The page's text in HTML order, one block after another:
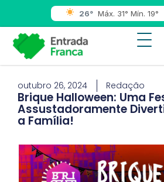
26° Máx. 31° Mín. 19°
outubro 26, 2024 Redação
Brique Halloween: Uma
Assustadoramente
a Família!